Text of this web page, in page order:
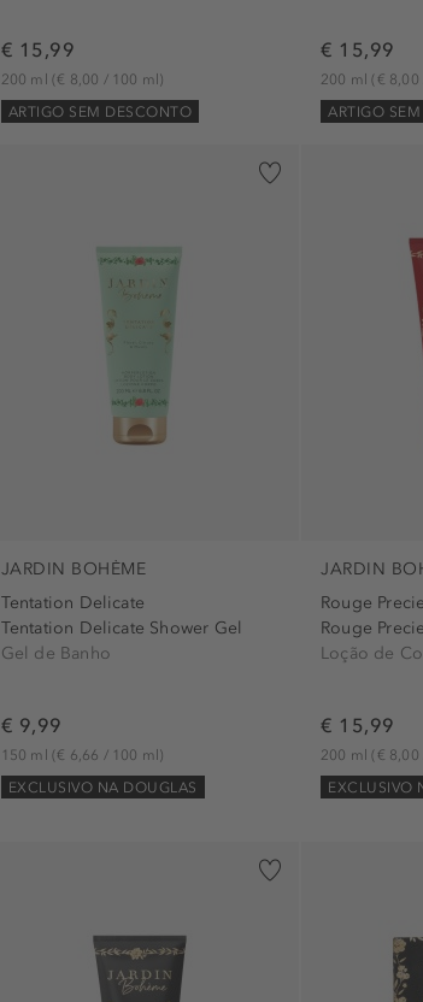
€ 15,99
200 ml (€ 8,00 / 100 ml)
ARTIGO SEM DESCONTO
€ 15,99
200 ml(€ 8,00
ARTIGO
JARDIN BOHÈME
Tentation Delicate
Tentation Delicate Shower Gel
Gel de Banho
€ 9,99
150 ml (€ 6,66 / 100 ml)
EXCLUSIVO NA DOUGLAS
JARDIN
Rouge
Rouge
Loção de
€ 15,99
200 ml(€ 8,00
EXCLUSIVO